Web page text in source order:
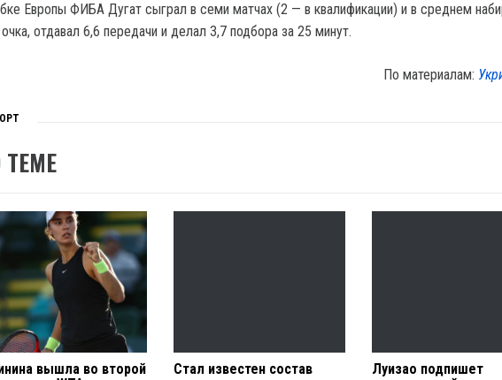
Европы ФИБА Дугат сыграл в семи матчах (2 — в квалификации) и в среднем
отдавал 6,6 передачи и делал 3,7 подбора за 25 минут.
По материалам:
ТЕМЕ
вышла во второй
Стал известен состав
Луизао подпишет